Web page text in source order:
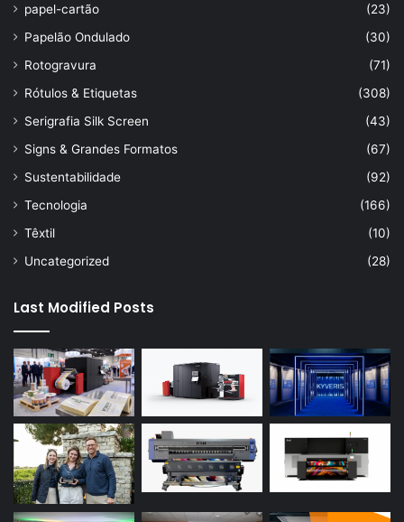
papel-cartão
(23)
Papelão Ondulado
(30)
Rotogravura
(71)
Rótulos & Etiquetas
(308)
Serigrafia Silk Screen
(43)
Signs & Grandes Formatos
(67)
Sustentabilidade
(92)
Tecnologia
(166)
Têxtil
(10)
Uncategorized
(28)
Last Modified Posts